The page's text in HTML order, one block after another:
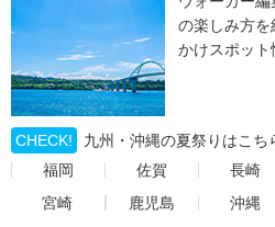
の楽しみ方
かけスポット
CHECK!
九州・沖縄の夏祭りはこち
福岡
佐賀 長崎
宮崎
鹿児島 沖縄